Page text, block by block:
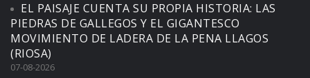
EL PAISAJE CUENTA SU PROPIA HISTORIA: LAS
PIEDRAS DE GALLEGOS Y EL GIGANTESCO
MOVIMIENTO DE LADERA DE LA PENA LLAGOS
(RIOSA)
07-08-2026